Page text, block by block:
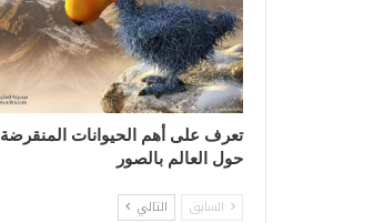
تعرف على أهم الحيوانات المنقرضة
حول العالم بالصور
السابق التالي